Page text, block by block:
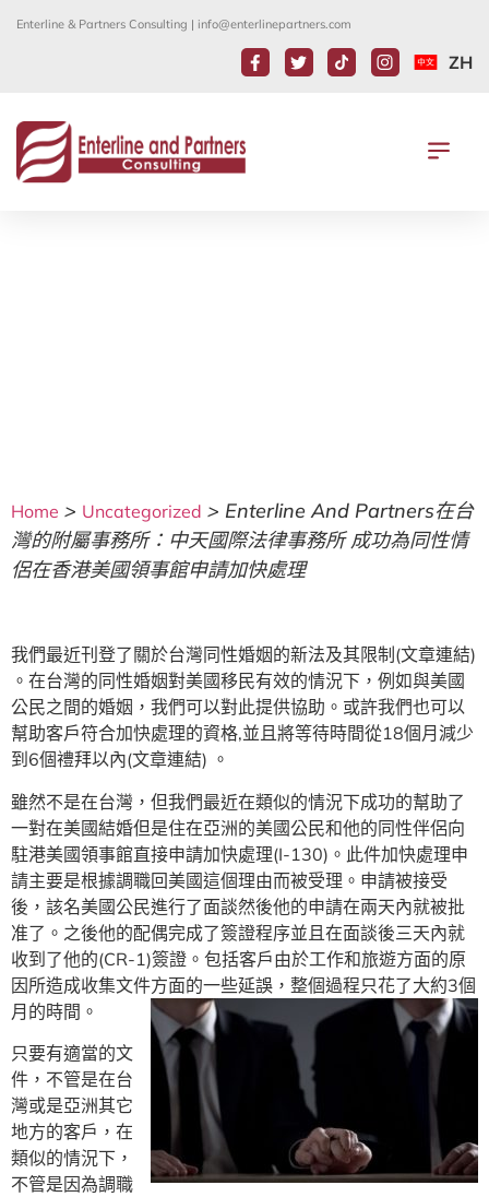
Enterline & Partners Consulting | info@enterlinepartners.com
ZH
Home > Uncategorized > Enterline And Partners在台
灣的附屬事務所：中天國際法律事務所 成功為同性情
侶在香港美國領事館申請加快處理
我們最近刊登了關於台灣同性婚姻的新法及其限制(文章連結)
。在台灣的同性婚姻對美國移民有效的情況下，例如與美國
公民之間的婚姻，我們可以對此提供協助。或許我們也可以
幫助客戶符合加快處理的資格,並且將等待時間從18個月減少
到6個禮拜以內(文章連結) 。
雖然不是在台灣，但我們最近在類似的情況下成功的幫助了
一對在美國結婚但是住在亞洲的美國公民和他的同性伴侶向
駐港美國領事館直接申請加快處理(I-130)。此件加快處理申
請主要是根據調職回美國這個理由而被受理。申請被接受
後，該名美國公民進行了面談然後他的申請在兩天內就被批
准了。之後他的配偶完成了簽證程序並且在面談後三天內就
收到了他的(CR-1)簽證。包括客戶由於工作和旅遊方面的原
因所造成收集文件方面的一些延誤，整個過程只花了大約3個
月的時間。
只要有適當的文
件，不管是在台
灣或是亞洲其它
地方的客戶，在
類似的情況下，
不管是因為調職